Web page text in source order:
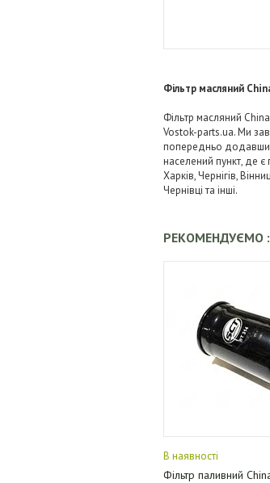
Фільтр масляний
Фільтр масляний
Vostok-parts.ua. Ми
попередньо додавши
населений пункт, де є
Харків, Чернігів,
Чернівці та інші.
РЕКОМЕНДУЄМО :
В наявності
Фільтр паливний